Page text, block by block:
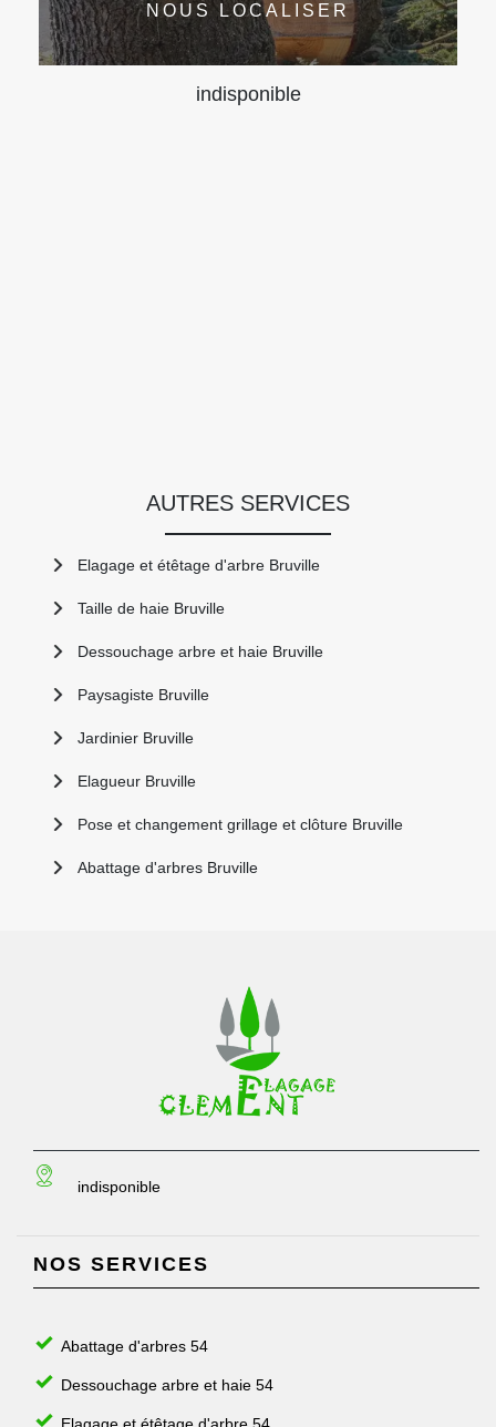
NOUS LOCALISER
indisponible
AUTRES SERVICES
Elagage et étêtage d'arbre Bruville
Taille de haie Bruville
Dessouchage arbre et haie Bruville
Paysagiste Bruville
Jardinier Bruville
Elagueur Bruville
Pose et changement grillage et clôture Bruville
Abattage d'arbres Bruville
indisponible
NOS SERVICES
Abattage d'arbres 54
Dessouchage arbre et haie 54